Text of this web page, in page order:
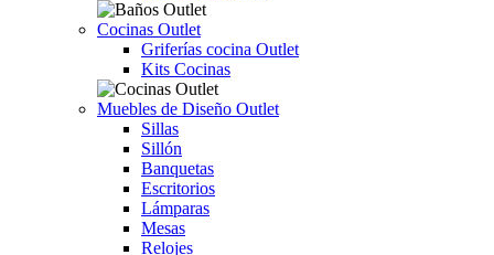
Cocinas Outlet
Griferías cocina Outlet
Kits Cocinas
Muebles de Diseño Outlet
Sillas
Sillón
Banquetas
Escritorios
Lámparas
Mesas
Relojes